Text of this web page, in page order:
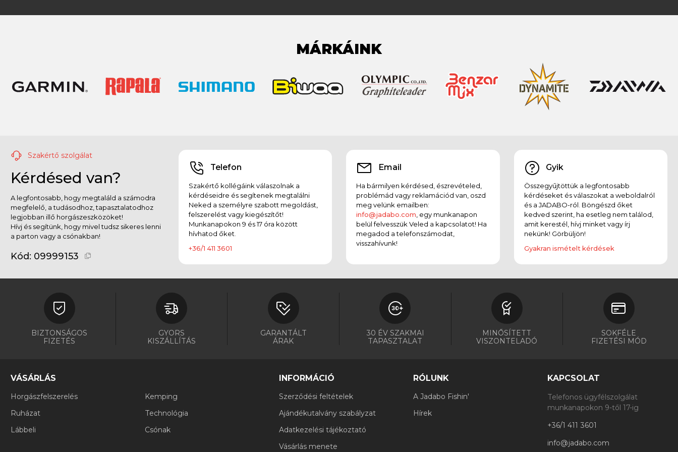
MÁRKÁINK
Szakértő szolgálat
Kérdésed van?
A legfontosabb, hogy megtaláld a számodra
megfelelő, a tudásodhoz, tapasztalatodhoz
legjobban illő horgászeszközöket!
Hívj és segítünk, hogy mivel tudsz sikeres lenni
a parton vagy a csónakban!
Kód: 09999153
Telefon
Szakértő kollégáink válaszolnak a
kérdéseidre és segítenek megtalálni
Neked a személyre szabott megoldást,
felszerelést vagy kiegészítőt!
Munkanapokon 9 és 17 óra között
hívhatod őket.
+36/1 411 3601
Email
Ha bármilyen kérdésed, észrevételed,
problémád vagy reklamációd van, oszd
meg velünk emailben:
info@jadabo.com , egy munkanapon
belül felvesszük Veled a kapcsolatot! Ha
megadod a telefonszámodat,
visszahívunk!
Gyik
Összegyűjtöttük a legfontosabb
kérdéseket és válaszokat a weboldalról
és a JADABO-ról. Böngészd őket
kedved szerint, ha esetleg nem találod,
amit kerestél, hívj minket vagy írj
nekünk! Görbüljön!
Gyakran ismételt kérdések
BIZTONSÁGOS
FIZETÉS
GYORS
KISZÁLLÍTÁS
GARANTÁLT
ÁRAK
30 ÉV SZAKMAI
TAPASZTALAT
MINŐSÍTETT
VISZONTELADÓ
SOKFÉLE
FIZETÉSI MÓD
VÁSÁRLÁS
Horgászfelszerelés
Ruházat
Lábbeli
Kemping
Technológia
Csónak
INFORMÁCIÓ
Szerződési feltételek
Ajándékutalvány szabályzat
Adatkezelési tájékoztató
Vásárlás menete
RÓLUNK
A Jadabo Fishin'
Hírek
KAPCSOLAT
Telefonos ügyfélszolgálat
munkanapokon 9-től 17-ig
+36/1 411 3601
info@jadabo.com